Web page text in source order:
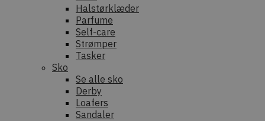
Halstørklæder
Parfume
Self-care
Strømper
Tasker
Sko
Se alle sko
Derby
Loafers
Sandaler